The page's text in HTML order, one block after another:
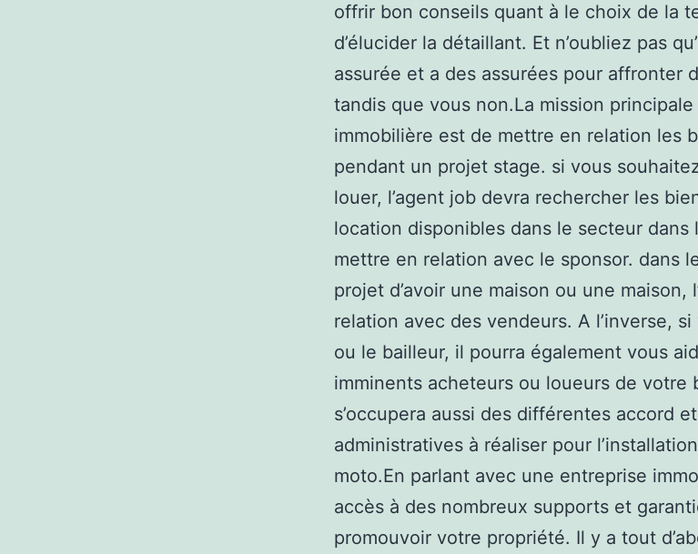
offrir bon conseils quant à le choix de la
d’élucider la détaillant. Et n’oubliez pas
assurée et a des assurées pour affronter
tandis que vous non.La mission principale
immobilière est de mettre en relation les
pendant un projet stage. si vous
louer, l’agent job devra rechercher les
location disponibles dans le secteur dans
mettre en relation avec le sponsor. dans
projet d’avoir une maison ou une maison,
relation avec des vendeurs. A l’inverse,
ou le bailleur, il pourra également vous
imminents acheteurs ou loueurs de votre
s’occupera aussi des différentes accord
administratives à réaliser pour
moto.En parlant avec une entreprise
accès à des nombreux supports et
promouvoir votre propriété. Il y a tout